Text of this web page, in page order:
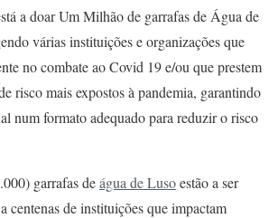
a doar Um Milhão de garrafas de Água de
várias instituições e organizações que
no combate ao Covid 19 e/ou que prestem
risco mais expostos à pandemia, garantindo
num formato adequado para reduzir o risco
garrafas deágua de Lusoestão a ser
centenas de instituições que impactam